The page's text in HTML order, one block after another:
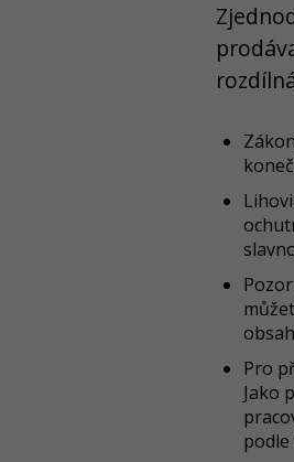
Pro
Jako
podle